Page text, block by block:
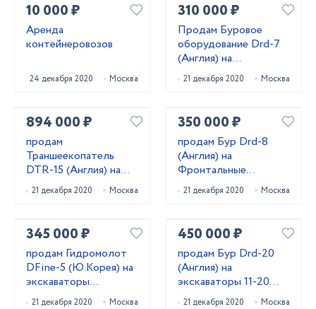
10 000 ₽
Аренда
контейнеровозов
24 декабря 2020 Москва
310 000 ₽
Продам Буровое
оборудование Drd-7
(Англия) на
экскаваторы
погрузчики 5-10 тонн
21 декабря 2020 Москва
894 000 ₽
продам
Траншеекопатель
DTR-15 (Англия) на
экскаваторы
погрузчики
21 декабря 2020 Москва
350 000 ₽
продам Бур Drd-8
(Англия) на
Фронтальные
погрузчики (любые)
21 декабря 2020 Москва
345 000 ₽
продам Гидромолот
DFine-5 (Ю.Корея) на
экскаваторы
погрузчики 5-9 тонн
21 декабря 2020 Москва
450 000 ₽
продам Бур Drd-20
(Англия) на
экскаваторы 11-20
тонн
21 декабря 2020 Москва